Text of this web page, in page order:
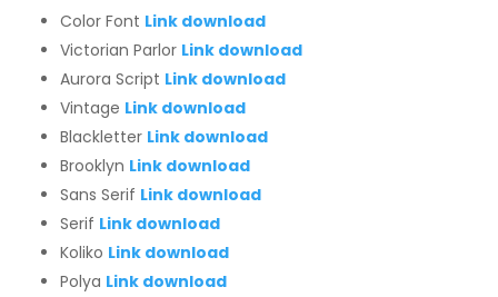
Color Font Link download
Victorian Parlor Link download
Aurora Script Link download
Vintage Link download
Blackletter Link download
Brooklyn Link download
Sans Serif Link download
Serif Link download
Koliko Link download
Polya Link download